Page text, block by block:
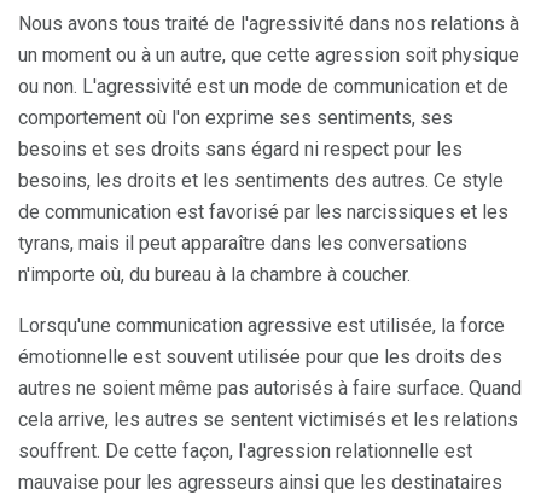
Nous avons tous traité de l'agressivité dans nos relations à
un moment ou à un autre, que cette agression soit physique
ou non. L'agressivité est un mode de communication et de
comportement où l'on exprime ses sentiments, ses
besoins et ses droits sans égard ni respect pour les
besoins, les droits et les sentiments des autres. Ce style
de communication est favorisé par les narcissiques et les
tyrans, mais il peut apparaître dans les conversations
n'importe où, du bureau à la chambre à coucher.
Lorsqu'une communication agressive est utilisée, la force
émotionnelle est souvent utilisée pour que les droits des
autres ne soient même pas autorisés à faire surface. Quand
cela arrive, les autres se sentent victimisés et les relations
souffrent. De cette façon, l'agression relationnelle est
mauvaise pour les agresseurs ainsi que les destinataires